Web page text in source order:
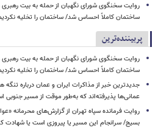
ساختمان کاملاً احساس شد/ ساختمان را تخلیه
پربیننده‌ترین
ساختمان کاملاً احساس شد/ ساختمان را تخلیه
جدیدترین خبر از مذاکرات ایران و عمان درباره
عمانی‌ها پذیرفته‌اند که به‌طور موقت از مسیر جنوبی
روایت فرمانده سپاه تهران از گزارش‌های محرمانه
بسیج/ سرانجام این مسیر یا پیروزی است یا شهادت